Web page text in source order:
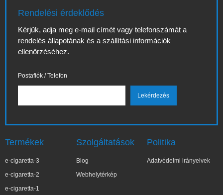
Rendelési érdeklődés
Kérjük, adja meg e-mail címét vagy telefonszámát a
rendelés állapotának és a szállítási információk
ellenőrzéséhez.
Postafiók / Telefon
Termékek
e-cigaretta-3
e-cigaretta-2
e-cigaretta-1
Szolgáltatások
Blog
Webhelytérkép
Politika
Adatvédelmi irányelvek